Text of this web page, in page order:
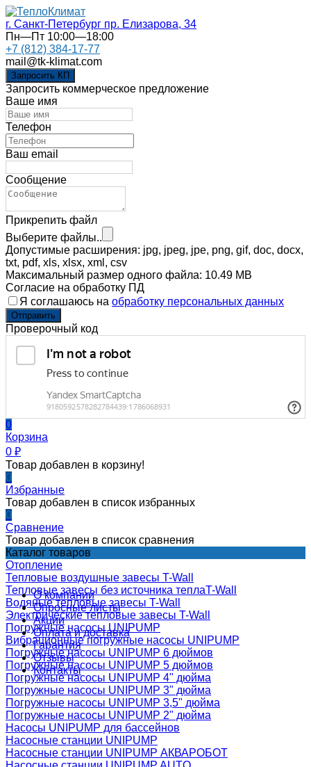
г. Санкт-Петербург пр. Елизарова, 34
Пн—Пт 10:00—18:00
+7 (812) 384-17-77
mail@tk-klimat.com
Запросить КП
Запросить коммерческое предложение
Ваше имя
Телефон
Ваш email
Сообщение
Прикрепить файл
Выберите файлы..
Допустимые расширения: jpg, jpeg, jpe, png, gif, doc, docx,
txt, pdf, xls, xlsx, xml, csv
Максимальный размер одного файла: 10.49 MB
Согласие на обработку ПД
Я соглашаюсь на обработку персональных данных
Отправить
Проверочный код
0
Корзина
0 ₽
Товар добавлен в корзину!
0
Избранные
Товар добавлен в список избранных
0
Сравнение
Товар добавлен в список сравнения
О компании
Опросные листы
Акции
Оплата и доставка
Гарантия
Отзывы
Контакты
Каталог товаров
Отопление
Тепловые воздушные завесы T-Wall
Тепловые завесы без источника теплаT-Wall
Водяные тепловые завесы T-Wall
Электрические тепловые завесы T-Wall
Погружные насосы UNIPUMP
Вибрационные погружные насосы UNIPUMP
Погружные насосы UNIPUMP 6 дюймов
Погружные насосы UNIPUMP 5 дюймов
Погружные насосы UNIPUMP 4" дюйма
Погружные насосы UNIPUMP 3" дюйма
Погружные насосы UNIPUMP 3,5" дюйма
Погружные насосы UNIPUMP 2" дюйма
Насосы UNIPUMP для бассейнов
Насосные станции UNIPUMP
Насосные станции UNIPUMP АКВАРОБОТ